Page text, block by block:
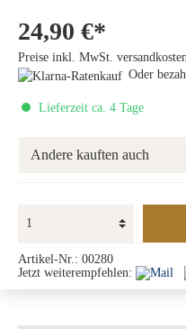
24,90 €*
Preise inkl. MwSt.
Oder
Lieferzeit ca. 4 Tage
Andere kauften auch
Artikel-Nr.: 00280
Jetzt weiterempfehlen: